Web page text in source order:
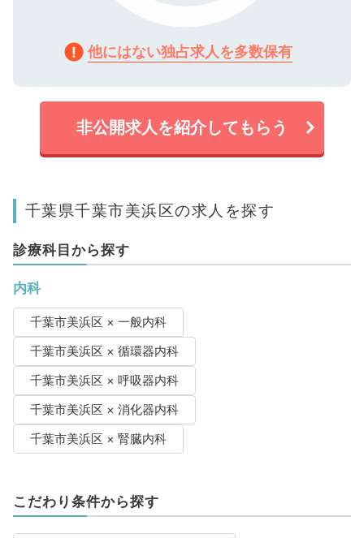
他にはない独占求人を多数保有
非公開求人を紹介してもらう
千葉県千葉市美浜区の求人を探す
診療科目から探す
内科
千葉市美浜区 × 一般内科
千葉市美浜区 × 循環器内科
千葉市美浜区 × 呼吸器内科
千葉市美浜区 × 消化器内科
千葉市美浜区 × 腎臓内科
こだわり条件から探す